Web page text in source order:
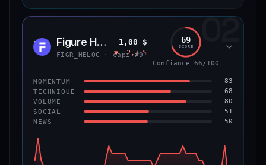
CAP. MARCHÉ VOLUME 24 H
VAR. 7 J VAR. 30 J
+2,0 %
VS ATH
−8,5 %
CONFIANCE 69/100
02
FIGR Figure Heloc
FIGR_HELOC · capi #9
1,00 $
▼ −2,7 %
69
SCORE
Confiance 66/100
MOMENTUM 83
TECHNIQUE 68
VOLUME 80
SOCIAL 51
NEWS 50